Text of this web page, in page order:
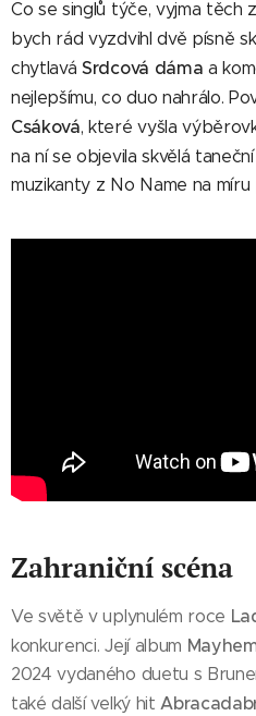
Co se singlů týče, vyjma těch
bych rád vyzdvihl dvě písně
chytlaváSrdcová dáma a
nejlepšímu, co duo nahrálo.
Csáková, které vyšla
na ní se objevila skvělá
muzikanty z No Name na míru
Zahraniční scéna
Ve světě v uplynulém roce
konkurenci. Její album
2024 vydaného duetu s
také další velký hit